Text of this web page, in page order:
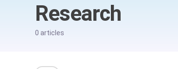
Research
0 articles